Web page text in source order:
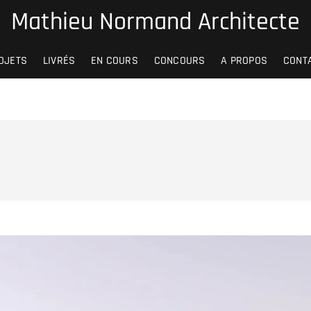
Mathieu Normand Architecte
LIVRÉS EN COURS CONCOURS A PROPOS